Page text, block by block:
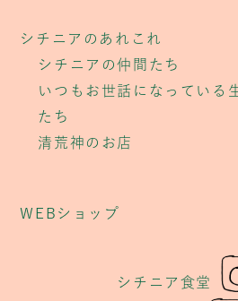
シチニアのあれこれ
シチニアの仲間たち
いつもお世話になっている
たち
清荒神のお店
WEBショップ
シチニア食堂